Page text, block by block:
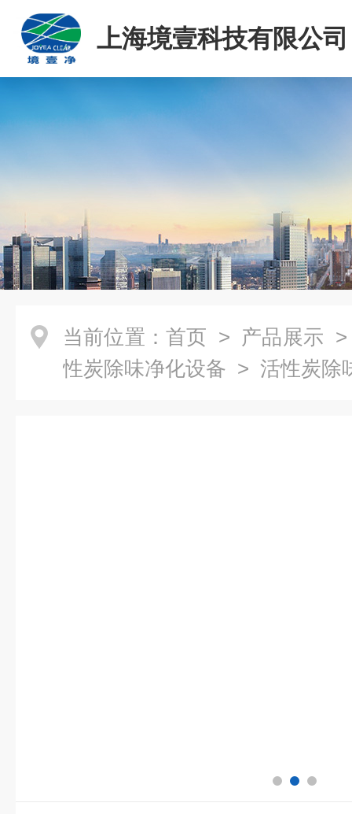
上海境壹科技有限公司
当前位置： 首页 > 产品展示
性炭除味净化设备 > 活性炭除